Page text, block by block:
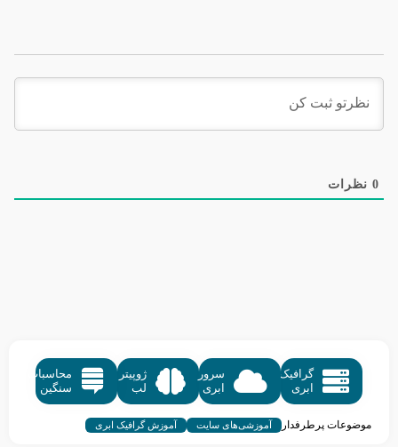
0 نظرات
گرافیک
ابری
ژوپیتر
لب
سرور
ابری
محاسبات
سنگین
موضوعات پرطرفدار آموزشی‌های سایت
آموزش گرافیک ابری